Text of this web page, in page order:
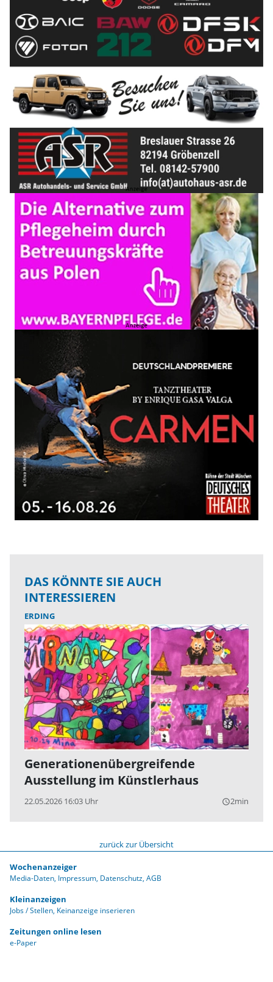
DAS KÖNNTE SIE AUCH
INTERESSIEREN
ERDING
Generationenübergreifende
Ausstellung im Künstlerhaus
22.05.2026 16:03 Uhr query_builder2min
zurück zur Übersicht
Wochenanzeiger
Media-Daten Impressum Datenschutz AGB
Kleinanzeigen
Jobs / Stellen Keinanzeige inserieren
Zeitungen online lesen
e-Paper